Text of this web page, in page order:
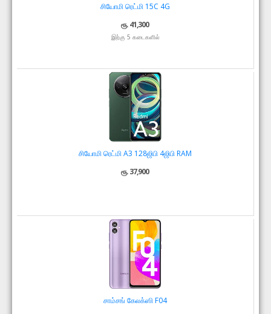
சியோமி ரெட்மி 15C 4G
ரூ. 41,300
இற்கு 5 கடைகளில்
சியோமி ரெட்மி A3 128ஜிபி 4ஜிபி RAM
ரூ. 37,900
சாம்சங் கேலக்ஸி F04